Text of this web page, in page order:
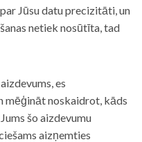
Jūsu datu precizitāti, un
netiek nosūtīta, tad
aizdevums, es
mēģināt noskaidrot, kāds
šo aizdevumu
aizņemties